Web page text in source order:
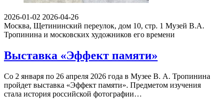
2026-01-02 2026-04-26
Москва, Щетининский переулок, дом 10, стр. 1 Музей В.А.
Тропинина и московских художников его времени
Выставка «Эффект памяти»
Со 2 января по 26 апреля 2026 года в Музее В. А. Тропинина
пройдет выставка «Эффект памяти». Предметом изучения
стала история российской фотографии…